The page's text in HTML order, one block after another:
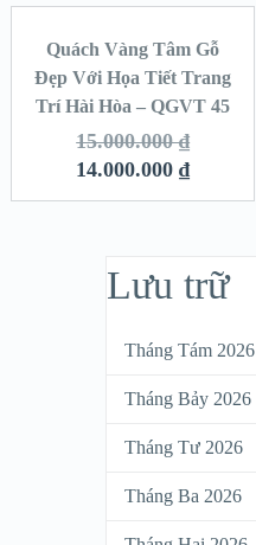
SALE!
Quách Vàng Tâm Gỗ
Đẹp Với Họa Tiết Trang
Trí Hài Hòa – QGVT 45
15.000.000₫
14.000.000₫
Lưu trữ
Tháng Tám 2026
Tháng Bảy 2026
Tháng Tư 2026
Tháng Ba 2026